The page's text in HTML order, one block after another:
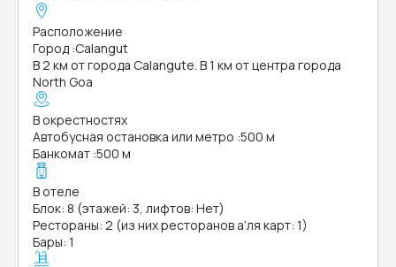
Расположение
Город :Calangut
В 2 км от города Calangute. В 1 км от центра города
North Goa
В окрестностях
Автобусная остановка или метро :500 м
Банкомат :500 м
В отеле
Блок: 8 (этажей: 3, лифтов: Нет)
Рестораны: 2 (из них ресторанов а’ля карт: 1)
Бары: 1